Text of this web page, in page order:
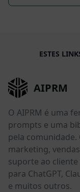
ESTES
AIPRM
O AIPRM é uma
prompts e uma
pela
marketing,
suporte ao
para ChatGPT,
e muitos outros.